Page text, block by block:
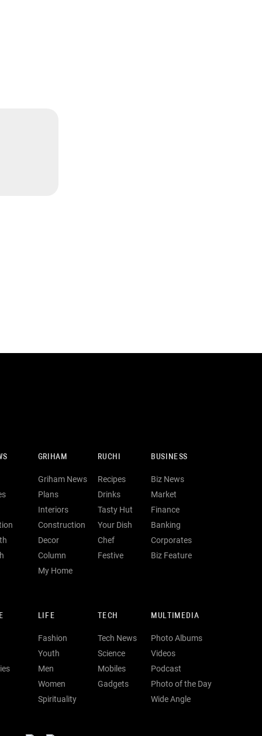
GRIHAM
Griham News
Plans
Interiors
Construction
Decor
Column
My Home
RUCHI
Recipes
Drinks
Tasty Hut
Your Dish
Chef
Festive
BUSINESS
Biz News
Market
Finance
Banking
Corporates
Biz Feature
LIFE
Fashion
Youth
Men
Women
Spirituality
TECH
Tech News
Science
Mobiles
Gadgets
MULTIMEDIA
Photo Albums
Videos
Podcast
Photo of the Day
Wide Angle